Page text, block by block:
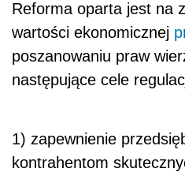
Reforma oparta jest na
wartości ekonomicznej
poszanowaniu praw
następujące cele
1) zapewnienie
kontrahentom